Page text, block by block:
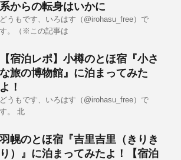
系からの転身はいかに
どうもです、いろはす（@irohasu_free）で
す。（※この記事は
【宿泊レポ】小樽のとほ宿『小さ
な旅の博物館』に泊まってみた
よ！
どうもです、いろはす（@irohasu_free）で
す。 北
羽幌のとほ宿『吉里吉里（きりき
り）』に泊まってみたよ！【宿泊